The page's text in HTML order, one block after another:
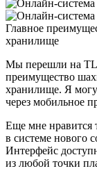
Главное
хранилище
Мы перешли на TL
преимущество
хранилище. Я могу
через мобильное
Еще мне нравится
в системе нового
Интерфейс
из любой точки